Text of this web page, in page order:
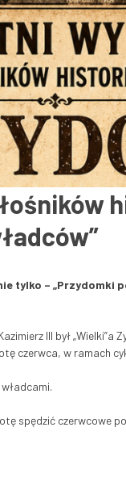
tylko – „Przydomki
III był „Wielki”a
czerwca, w ramach
spędzić czerwcowe